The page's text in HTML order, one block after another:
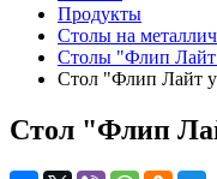
Продукты
Столы на
Столы "Флип
Стол "Флип Лайт
Стол "Флип